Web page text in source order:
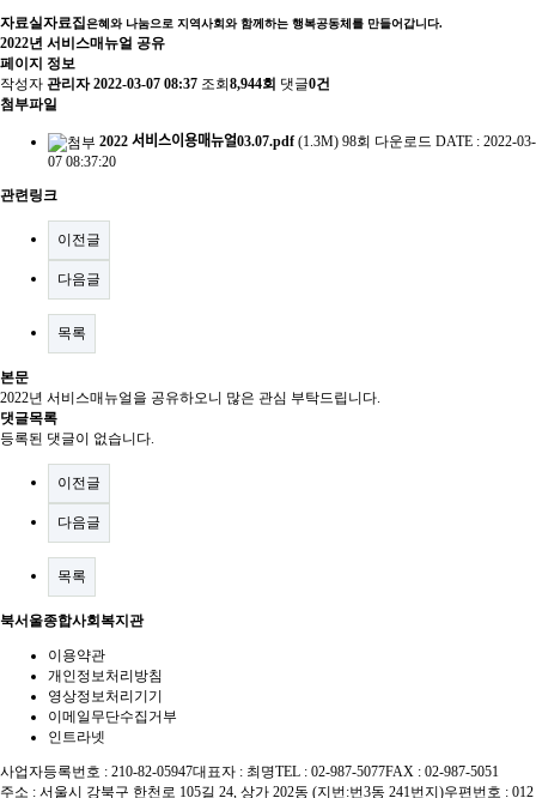
자료실자료집은혜와 나눔으로 지역사회와 함께하는 행복공동체를 만들어갑니다.
2022년 서비스매뉴얼 공유
페이지 정보
작성자 관리자 2022-03-07 08:37 조회 8,944회 댓글0건
첨부파일
2022 서비스이용매뉴얼03.07.pdf(1.3M) 98회 다운로드 DATE : 2022-03-
07 08:37:20
관련링크
이전글
다음글
목록
본문
2022년 서비스매뉴얼을 공유하오니 많은 관심 부탁드립니다.
댓글목록
등록된 댓글이 없습니다.
이전글
다음글
목록
북서울종합사회복지관
이용약관
개인정보처리방침
영상정보처리기기
이메일무단수집거부
인트라넷
사업자등록번호 : 210-82-05947대표자 : 최명TEL : 02-987-5077FAX : 02-987-5051
주소 : 서울시 강북구 한천로 105길 24, 상가 202동 (지번:번3동 241번지)우편번호 : 012